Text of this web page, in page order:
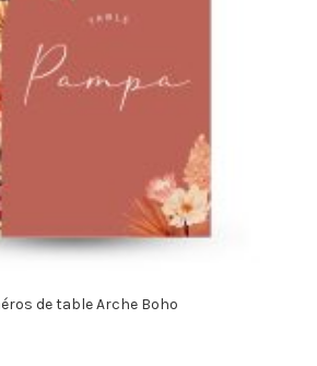
de table Arche Boho